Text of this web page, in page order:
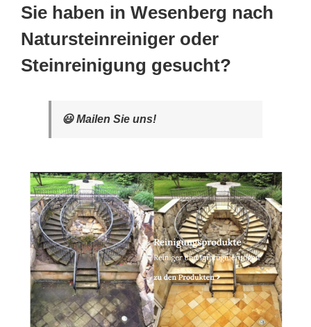
Sie haben in Wesenberg nach
Natursteinreiniger oder
Steinreinigung gesucht?
😃 Mailen Sie uns!